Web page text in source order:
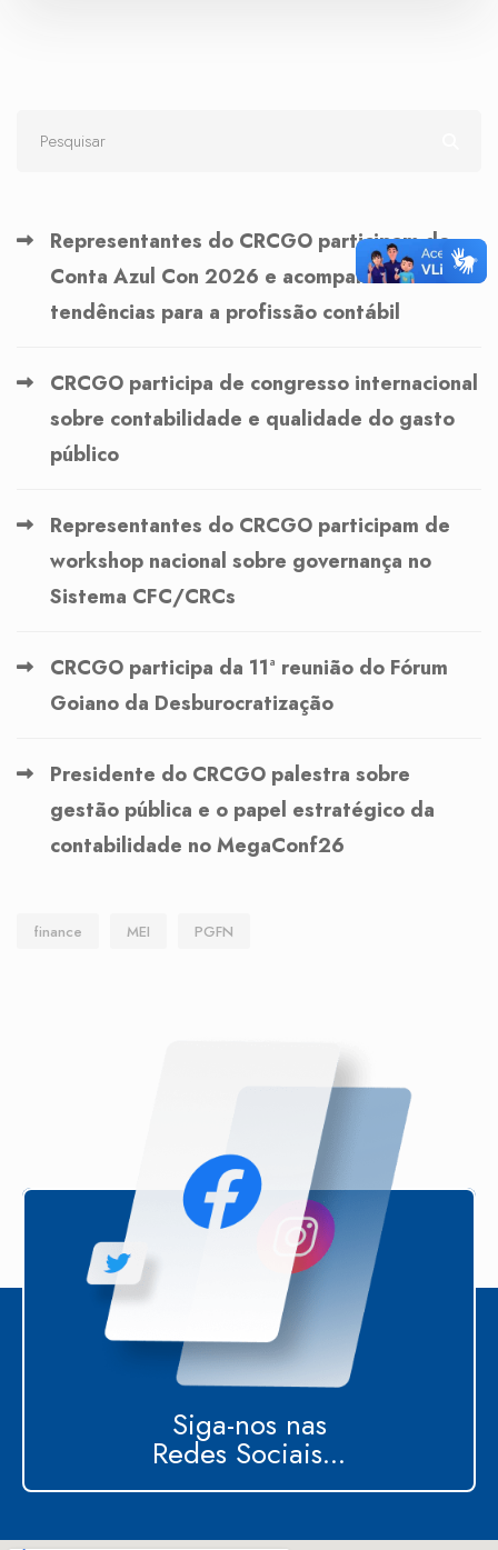
Representantes do CRCGO participam do
Conta Azul Con 2026 e acompanham
tendências para a profissão contábil
CRCGO participa de congresso internacional
sobre contabilidade e qualidade do gasto
público
Representantes do CRCGO participam de
workshop nacional sobre governança no
Sistema CFC/CRCs
CRCGO participa da 11ª reunião do Fórum
Goiano da Desburocratização
Presidente do CRCGO palestra sobre
gestão pública e o papel estratégico da
contabilidade no MegaConf26
finance MEI PGFN
Siga-nos nas
Redes Sociais...